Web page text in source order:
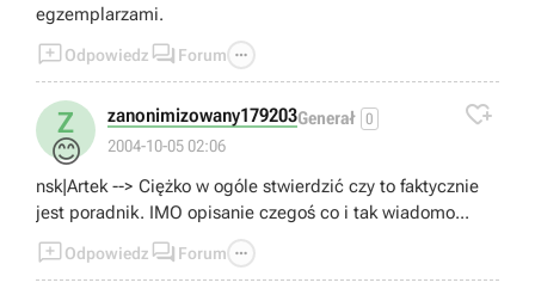
egzemplarzami.
Odpowiedz  Forum 
Z
😊
zanonimizowany179203Generał 0
2004-10-05 02:06

nsk|Artek --> Ciężko w ogóle stwierdzić czy to faktycznie
jest poradnik. IMO opisanie czegoś co i tak wiadomo...
Odpowiedz  Forum 